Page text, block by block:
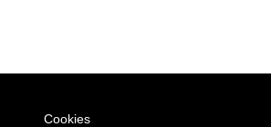
Cookies